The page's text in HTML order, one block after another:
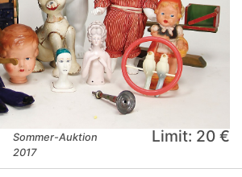
Sommer-Auktion
2017
Limit: 20 €